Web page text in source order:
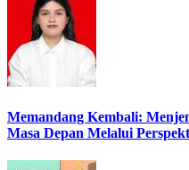
Memandang Kembali:
Masa Depan Melalui